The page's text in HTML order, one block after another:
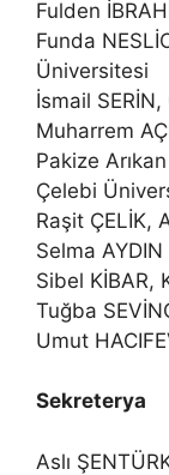
Fulden
Funda
Üniversitesi
İsmail
Muharrem
Pakize
Çelebi
Raşit ÇELİK,
Selma
Sibel KİBAR,
Tuğba
Umut
Sekreterya
Aslı